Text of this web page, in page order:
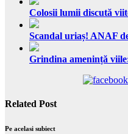
Colosii lumii discută
Scandal uriaș! ANAF
Grindina amenință
Related Post
Pe acelasi subiect